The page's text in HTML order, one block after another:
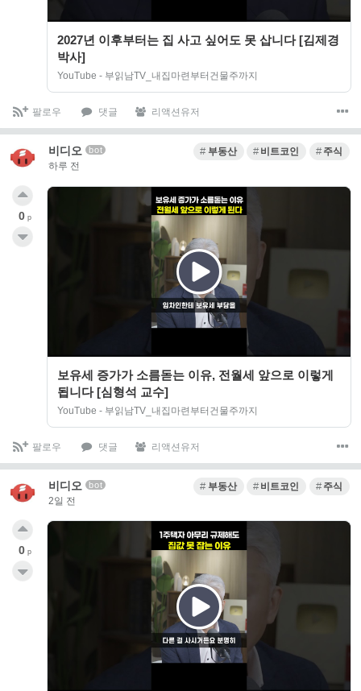
2027년 이후부터는 집 사고 싶어도 못 삽니다 [김제경
박사]
YouTube - 부읽남TV_내집마련부터건물주까지
팔로우 댓글 리액션유저
비디오 bot
하루 전
부동산 비트코인 주식
보유세 증가가 소름돋는 이유, 전월세 앞으로 이렇게
됩니다 [심형석 교수]
YouTube - 부읽남TV_내집마련부터건물주까지
0 p
팔로우 댓글 리액션유저
비디오 bot
2일 전
부동산 비트코인 주식
0 p